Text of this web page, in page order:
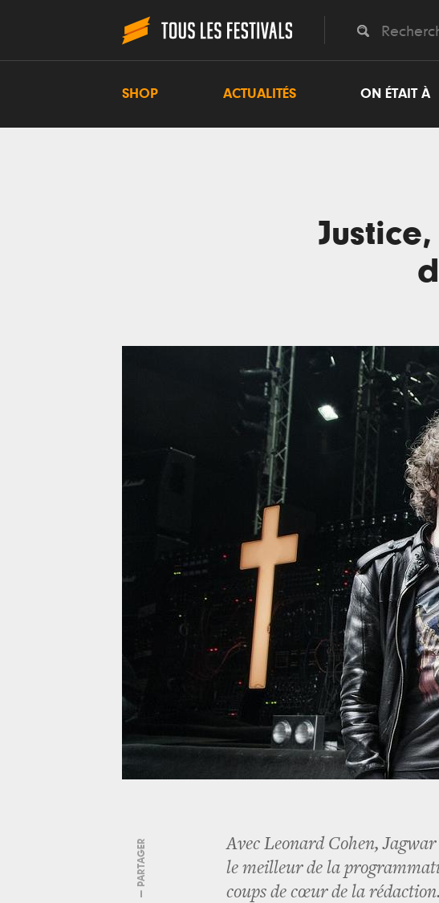
SHOP ACTUALITÉS ON ÉTAIT À
— PARTAGER
Avec Leonard Cohen,
le meilleur de la
coups de cœur de la rédaction.